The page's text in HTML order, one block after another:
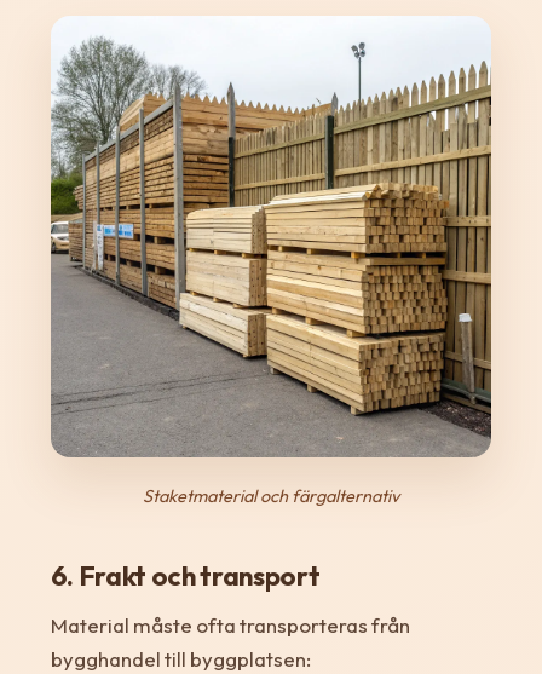
Staketmaterial och färgalternativ
6. Frakt och transport
Material måste ofta transporteras från
bygghandel till byggplatsen: